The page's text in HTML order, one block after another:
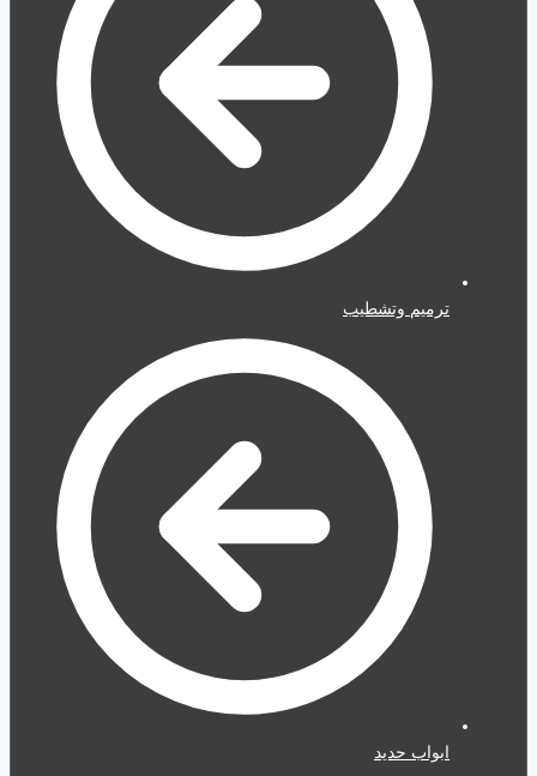
ترميم وتشطيب
ابواب حديد